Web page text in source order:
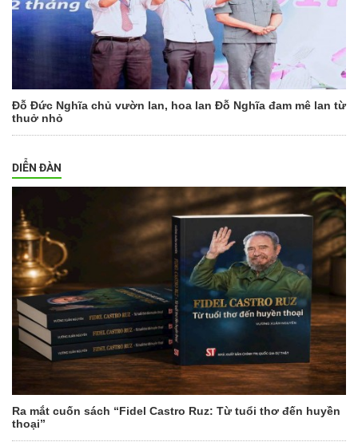
Đỗ Đức Nghĩa chủ vườn lan, hoa lan Đỗ Nghĩa đam mê lan từ
thuở nhỏ
DIỄN ĐÀN
Ra mắt cuốn sách “Fidel Castro Ruz: Từ tuổi thơ đến huyền
thoại”